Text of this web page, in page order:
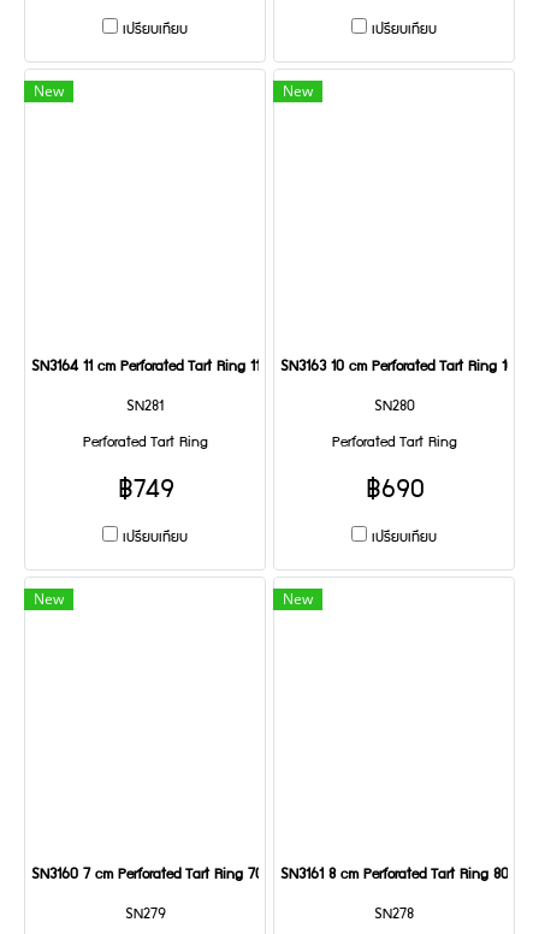
เปรียบเทียบ เปรียบเทียบ
New
SN3164 11 cm Perforated Tart Ring 110x20 mm
SN281
Perforated Tart Ring
฿749
เปรียบเทียบ
New
SN3163 10 cm Perforated Tart Ring
SN280
Perforated Tart Ring
฿690
เปรียบเทียบ
New
SN3160 7 cm Perforated Tart Ring 70x20 mm
SN279
New
SN3161 8 cm Perforated Tart Ring 80x20
SN278